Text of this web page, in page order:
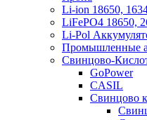
Li-ion 18650,
LiFePO4 18650,
Li-Pol
Промышленные
Свинцово-
GoPower
CASIL
Свинцово